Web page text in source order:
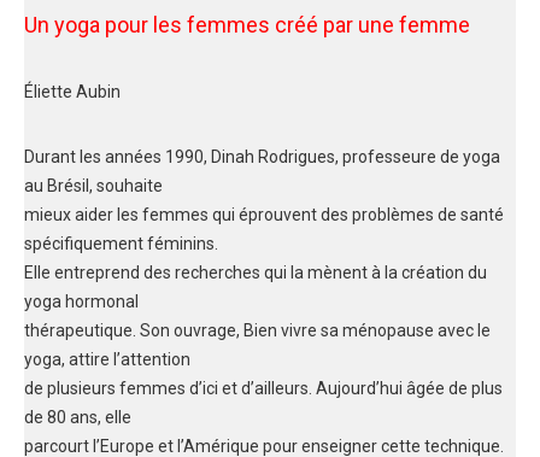
Un yoga pour les femmes créé par une femme
Éliette Aubin
Durant les années 1990, Dinah Rodrigues, professeure de yoga
au Brésil, souhaite
mieux aider les femmes qui éprouvent des problèmes de santé
spécifiquement féminins.
Elle entreprend des recherches qui la mènent à la création du
yoga hormonal
thérapeutique. Son ouvrage, Bien vivre sa ménopause avec le
yoga, attire l’attention
de plusieurs femmes d’ici et d’ailleurs. Aujourd’hui âgée de plus
de 80 ans, elle
parcourt l’Europe et l’Amérique pour enseigner cette technique.